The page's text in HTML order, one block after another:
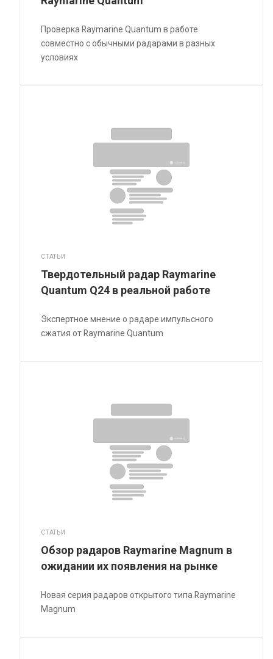
Проверка Raymarine Quantum в работе
совместно с обычными радарами в разных
условиях
СТАТЬИ
Твердотельный радар Raymarine
Quantum Q24 в реальной работе
Экспертное мнение о радаре импульсного
сжатия от Raymarine Quantum
СТАТЬИ
Обзор радаров Raymarine Magnum в
ожидании их появления на рынке
Новая серия радаров открытого типа Raymarine
Magnum